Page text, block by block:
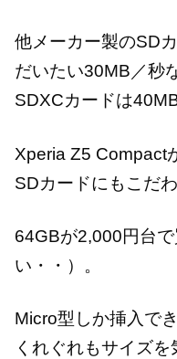
他メーカー製のSD
だいたい30MB／秒
SDXCカードは40MB
Xperia Z5 Compact
SDカードにもこだ
64GBが2,000円台
い・・）。
Micro型しか挿入で
くれぐれもサイズを